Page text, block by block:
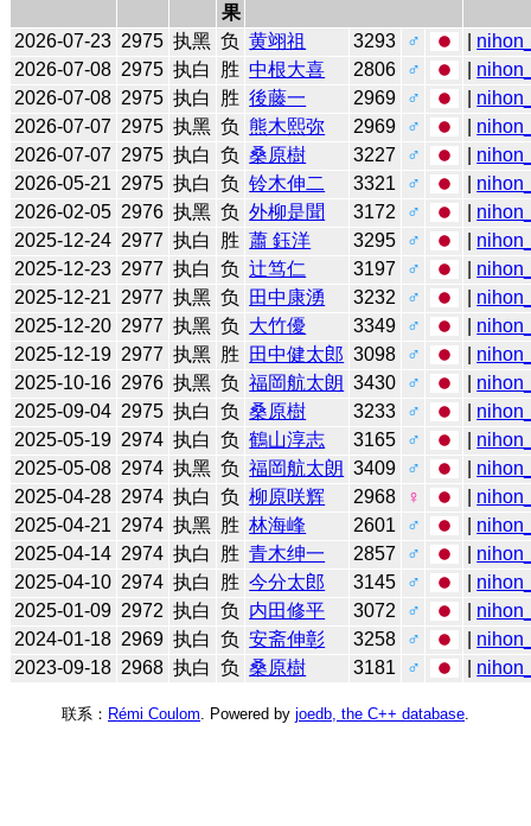
果
2026-07-23 2975 执黑 负 黄翊祖 3293 ♂
2026-07-08 2975 执白 胜 中根大喜 2806 ♂
2026-07-08 2975 执白 胜 後藤一 2969 ♂
2026-07-07 2975 执黑 负 熊木熙弥 2969 ♂
2026-07-07 2975 执白 负 桑原樹 3227 ♂
2026-05-21 2975 执白 负 铃木伸二 3321 ♂
2026-02-05 2976 执黑 负 外柳是聞 3172 ♂
2025-12-24 2977 执白 胜 蕭 鈺洋 3295 ♂
2025-12-23 2977 执白 负 辻笃仁 3197 ♂
2025-12-21 2977 执黑 负 田中康湧 3232 ♂
2025-12-20 2977 执黑 负 大竹優 3349 ♂
2025-12-19 2977 执黑 胜 田中健太郎 3098 ♂
2025-10-16 2976 执黑 负 福岡航太朗 3430 ♂
2025-09-04 2975 执白 负 桑原樹 3233 ♂
2025-05-19 2974 执白 负 鶴山淳志 3165 ♂
2025-05-08 2974 执黑 负 福岡航太朗 3409 ♂
2025-04-28 2974 执白 负 柳原咲辉 2968 ♀
2025-04-21 2974 执黑 胜 林海峰 2601 ♂
2025-04-14 2974 执白 胜 青木绅一 2857 ♂
2025-04-10 2974 执白 胜 今分太郎 3145 ♂
2025-01-09 2972 执白 负 内田修平 3072 ♂
2024-01-18 2969 执白 负 安斋伸彰 3258 ♂
2023-09-18 2968 执白 负 桑原樹 3181 ♂
联系： Rémi Coulom . Powered by joedb, the C++ database